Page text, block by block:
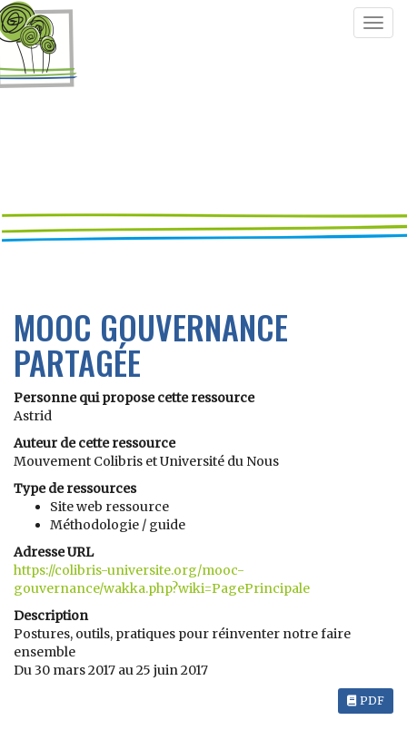
MOOC GOUVERNANCE
PARTAGÉE
Personne qui propose cette ressource
Astrid
Auteur de cette ressource
Mouvement Colibris et Université du Nous
Type de ressources
Site web ressource
Méthodologie / guide
Adresse URL
https://colibris-universite.org/mooc-
gouvernance/wakka.php?wiki=PagePrincipale
Description
Postures, outils, pratiques pour réinventer notre faire
ensemble
Du 30 mars 2017 au 25 juin 2017
PDF